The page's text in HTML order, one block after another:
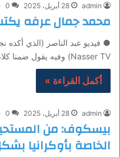
admin 28 أبريل، 2025 0
محمد جمال عرفه
● فيديو عبد الناصر (الذي أكده
Nasser TV) وفيه يقول ضمنا كلام معروف عن…
أكمل القراءة »
admin 28 أبريل، 2025 0
بيسكوف: من
الخاصة بأوكرانيا